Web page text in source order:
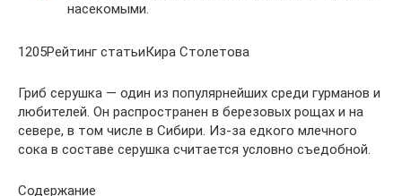
насекомыми.
1205Рейтинг статьиКира Столетова
Гриб серушка — один из популярнейших среди гурманов и
любителей. Он распространен в березовых рощах и на
севере, в том числе в Сибири. Из-за едкого млечного
сока в составе серушка считается условно съедобной.
Содержание